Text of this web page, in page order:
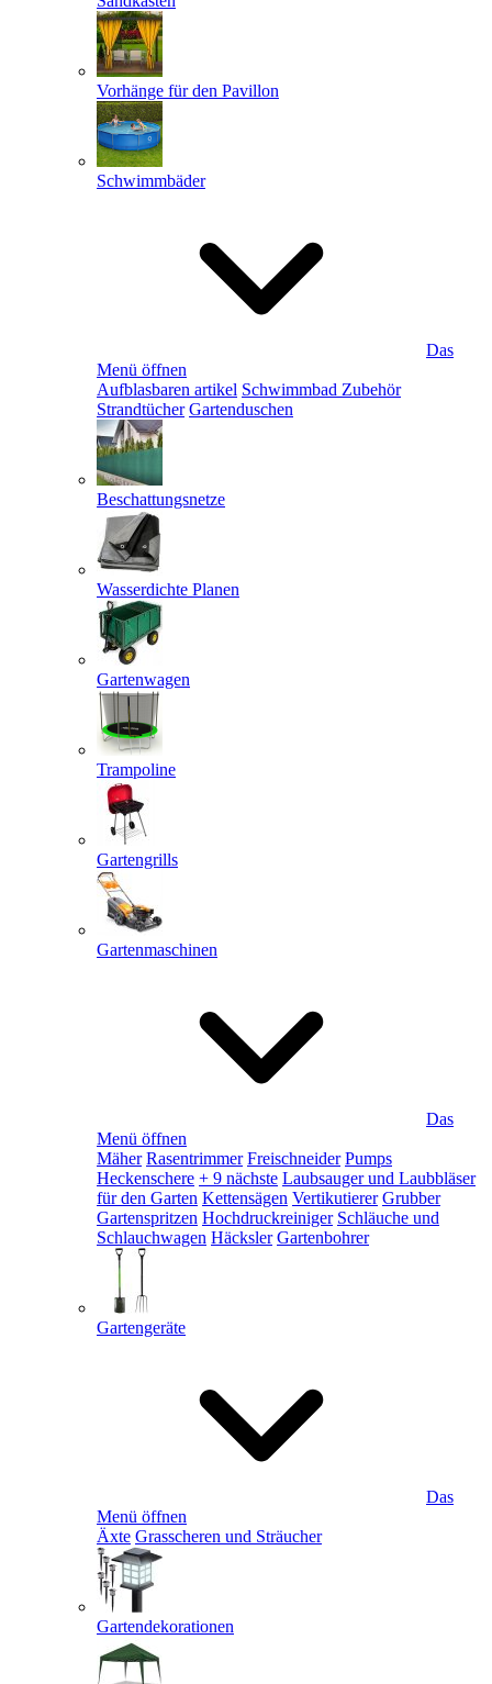
Vorhänge für den Pavillon
Schwimmbäder
Das
Menü öffnen
Aufblasbaren artikel Schwimmbad Zubehör
Strandtücher Gartenduschen
Beschattungsnetze
Wasserdichte Planen
Gartenwagen
Trampoline
Gartengrills
Gartenmaschinen
Das
Menü öffnen
Mäher Rasentrimmer Freischneider Pumps
Heckenschere + 9 nächste Laubsauger und Laubbläser
für den Garten Kettensägen Vertikutierer Grubber
Gartenspritzen Hochdruckreiniger Schläuche und
Schlauchwagen Häcksler Gartenbohrer
Gartengeräte
Das
Menü öffnen
Äxte Grasscheren und Sträucher
Gartendekorationen